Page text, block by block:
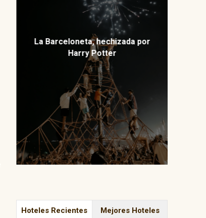
La Barceloneta, hechizada por
Harry Potter
Hoteles Recientes Mejores Hoteles